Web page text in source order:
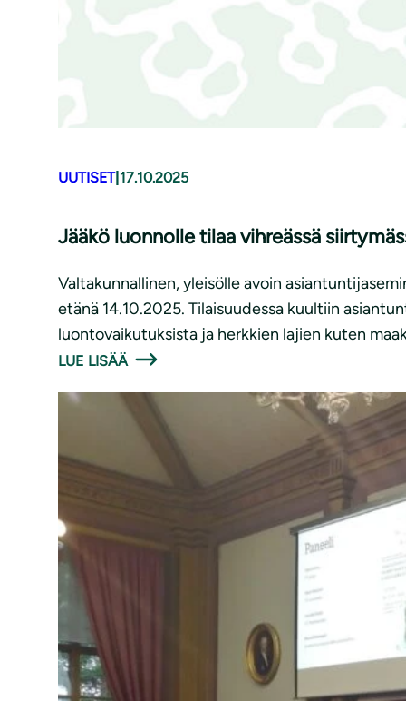
UUTISET| 17.10.2025
Jääkö luonnolle tilaa vihreässä
Valtakunnallinen, yleisölle avoin
etänä 14.10.2025. Tilaisuudessa kuultiin
luontovaikutuksista ja herkkien lajien kuten
LUE LISÄÄ